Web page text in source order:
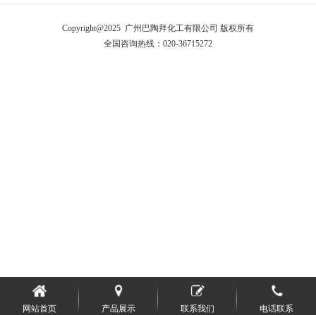
Copyright@2025 广州巴陶拜化工有限公司 版权所有
全国咨询热线：020-36715272
网站首页 产品展示 联系我们 电话联系